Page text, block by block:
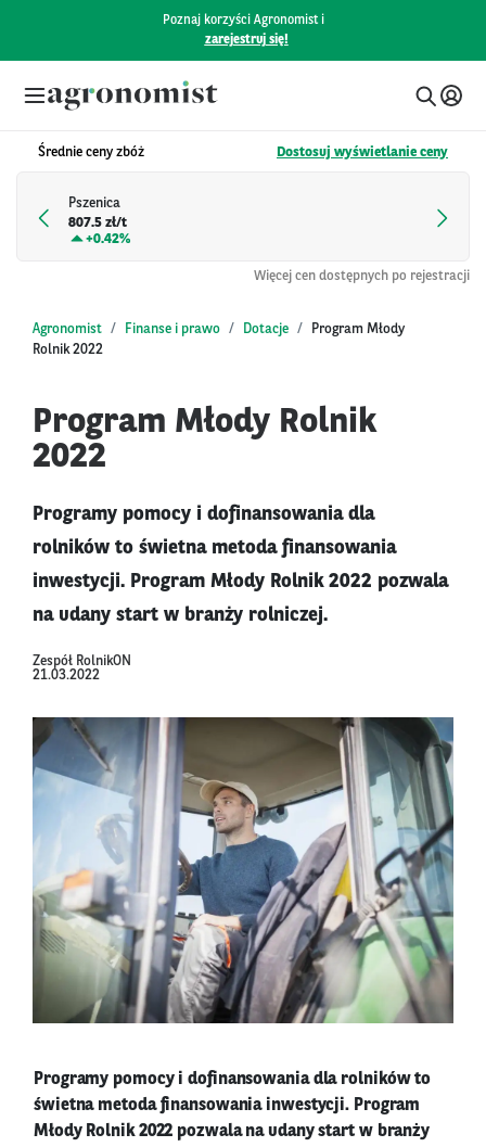
Poznaj korzyści Agronomist i
zarejestruj się!
Średnie ceny zbóż Dostosuj wyświetlanie ceny
Pszenica
807.5 zł/t
+0.42%
Więcej cen dostępnych po rejestracji
Agronomist Finanse i prawo Dotacje
Program Młody
Rolnik 2022
Program Młody Rolnik
2022
Programy pomocy i dofinansowania dla
rolników to świetna metoda finansowania
inwestycji. Program Młody Rolnik 2022 pozwala
na udany start w branży rolniczej.
Zespół RolnikON
21.03.2022
Programy pomocy i dofinansowania dla rolników to
świetna metoda finansowania inwestycji. Program
Młody Rolnik 2022 pozwala na udany start w branży